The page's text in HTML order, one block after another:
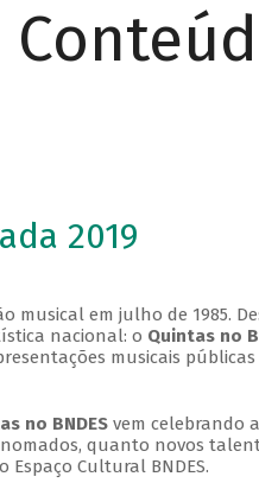
2019
musical em julho de 1985.
nacional: o Quintas no
musicais
no BNDESvem celebrando
quanto novos
Espaço Cultural BNDES.